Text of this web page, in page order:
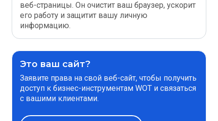
веб-страницы. Он очистит ваш браузер, ускорит
его работу и защитит вашу личную
информацию.
Это ваш сайт?
Заявите права на свой веб-сайт, чтобы получить
доступ к бизнес-инструментам WOT и связаться
с вашими клиентами.